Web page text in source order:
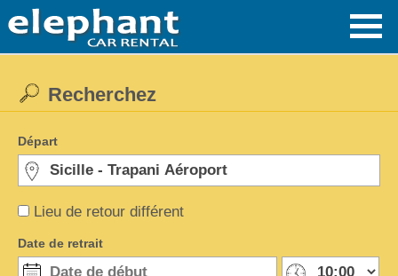
Lieu de retour différent
Recherchez
Départ
Date de retrait